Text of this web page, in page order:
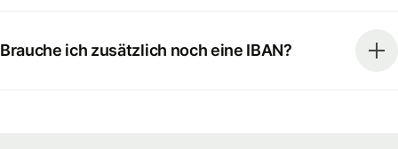
Brauche ich zusätzlich noch eine IBAN?